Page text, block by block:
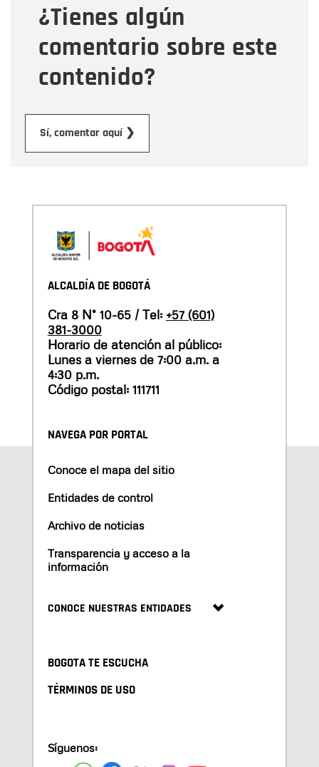
¿Tienes algún
comentario sobre este
contenido?
Sí, comentar aquí ❯
Mensaje
ALCALDÍA DE BOGOTÁ
Cra 8 N° 10-65 / Tel: +57 (601)
381-3000
Horario de atención al público:
Lunes a viernes de 7:00 a.m. a
4:30 p.m.
Código postal: 111711
NAVEGA POR PORTAL
Conoce el mapa del sitio
Entidades de control
Archivo de noticias
Transparencia y acceso a la
información
CONOCE NUESTRAS ENTIDADES
BOGOTA TE ESCUCHA
TÉRMINOS DE USO
Síguenos: